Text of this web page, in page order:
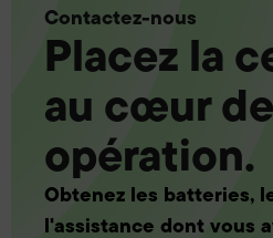
Contactez-nous
Placez la
au cœur
opération.
Obtenez les batteries,
l'assistance dont vous